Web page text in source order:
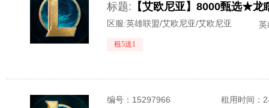
标题: 【艾欧尼亚】8000甄选★
区服:英雄联盟/艾欧尼亚/艾欧尼亚
租5送1
编号： 15297966 租用时间 ：